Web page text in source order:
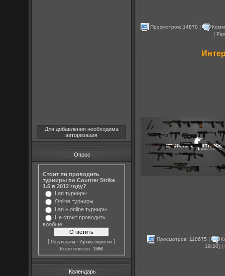
Для добавления необходима
авторизация
Опрос
Стоит ли проводить
турниры по Counter Strike
1.6 в 2012 году?
Lan турниры
Online турниры
Lan + online турниры
Не стоит проводить
вообще
[Результаты ·Архив опросов ]
Всего ответов:1596
Календарь
Просмотров: 14870 |
|
Просмотров: 110675 |
19:20] |